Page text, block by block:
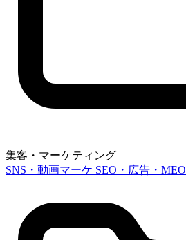
集客・マーケティング
SNS・動画マーケ SEO・広告・MEO